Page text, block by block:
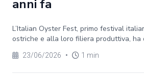
anni fa
L’Italian Oyster Fest, primo festival
ostriche e alla loro filiera produttiva, ha
23/06/2026 • 1 min